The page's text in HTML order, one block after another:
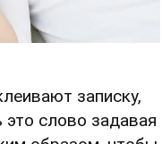
записку,
слово задавая